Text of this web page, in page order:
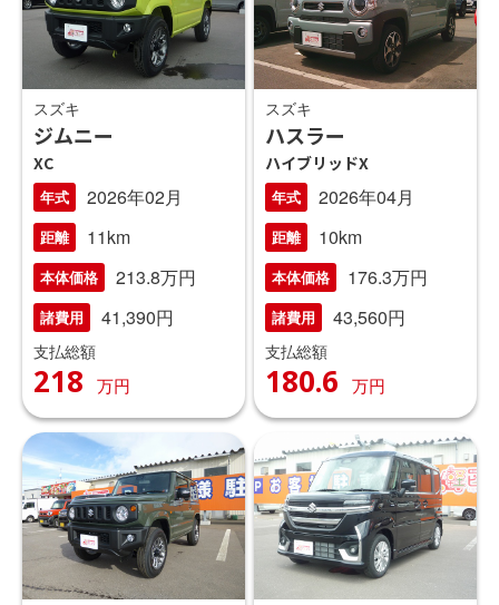
スズキ
ジムニー
XC
年式 2026年02月
距離 11km
本体価格 213.8万円
諸費用 41,390円
支払総額
218 万円
スズキ
ハスラー
ハイブリッドX
年式 2026年04月
距離 10km
本体価格 176.3万円
諸費用 43,560円
支払総額
180.6 万円